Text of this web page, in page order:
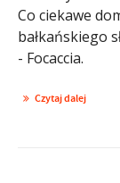
Co ciekawe
bałkańskiego
- Focaccia.
Czytaj dalej